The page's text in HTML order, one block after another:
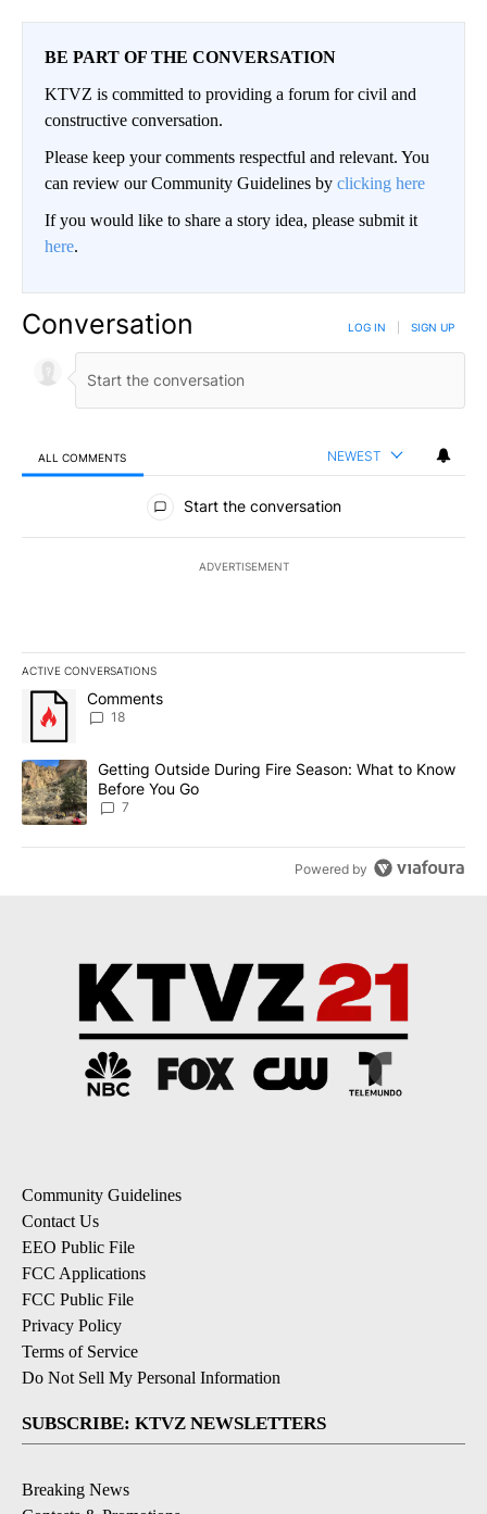
BE PART OF THE CONVERSATION
KTVZ is committed to providing a forum for civil and
constructive conversation.
Please keep your comments respectful and relevant. You
can review our Community Guidelines by clicking here
If you would like to share a story idea, please submit it
here.
Conversation LOG IN SIGN UP
ALL COMMENTS NEWEST
All Comments
Start the conversation
ADVERTISEMENT
ACTIVE CONVERSATIONS
The following is a list of the most commented articles in the last
A trending article titled "Comments" with 18 comments.
Comments
18
A trending article titled "Getting Outside During Fire Season:
Getting Outside During Fire Season: What to Know
Before You Go
7
Powered by
Community Guidelines
Contact Us
EEO Public File
FCC Applications
FCC Public File
Privacy Policy
Terms of Service
Do Not Sell My Personal Information
SUBSCRIBE: KTVZ NEWSLETTERS
Breaking News